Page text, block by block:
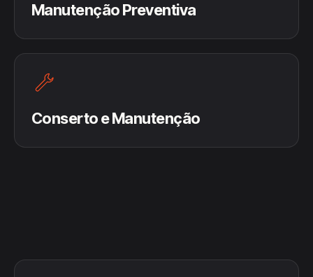
Manutenção Preventiva
Conserto e Manutenção